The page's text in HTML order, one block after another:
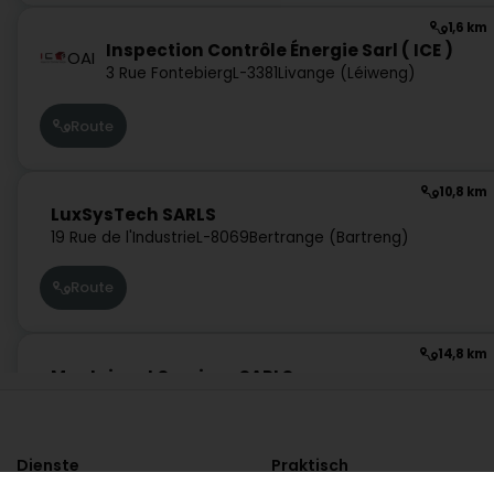
1,6 km
OAI Inspection Contrôle Énergie Sarl ( ICE )
3 Rue FontebiergL-3381Livange (Léiweng)
Route
10,8 km
LuxSysTech SARLS
19 Rue de l'IndustrieL-8069Bertrange (Bartreng)
Route
14,8 km
Monteiro et Services SARLS
Dienste Praktisch